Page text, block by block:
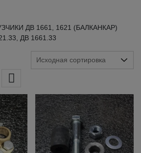
ДВ 1661, 1621 (БАЛКАНКАР)
ДВ 1661.33